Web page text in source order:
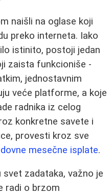
naišli na oglase koji
preko interneta. Iako
istinito, postoji jedan
zaista funkcioniše -
jednostavnim
veće platforme, a koje
radnika iz celog
konkretne savete i
provesti kroz sve
mesečne isplate.
zadataka, važno je
radi o brzom